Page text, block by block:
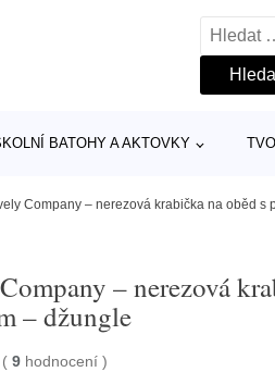
BATOHY A AKTOVKY
Company – nerezová krabička na oběd s
– nerezová
– džungle
( 9 hodnocení)